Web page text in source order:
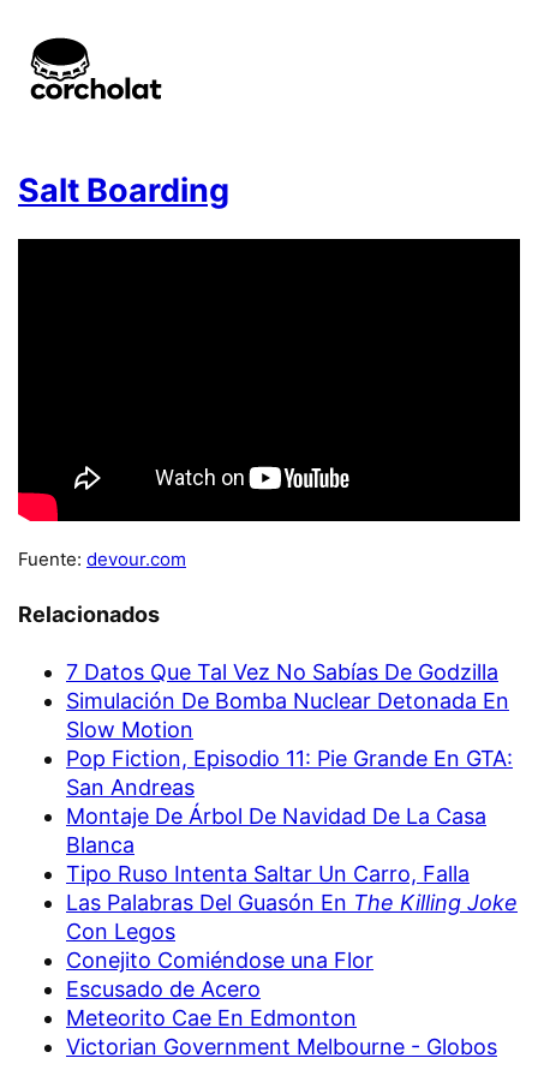
Salt Boarding
Fuente: devour.com
Relacionados
7 Datos Que Tal Vez No Sabías De Godzilla
Simulación De Bomba Nuclear Detonada En
Slow Motion
Pop Fiction, Episodio 11: Pie Grande En GTA:
San Andreas
Montaje De Árbol De Navidad De La Casa
Blanca
Tipo Ruso Intenta Saltar Un Carro, Falla
Las Palabras Del Guasón En The Killing Joke
Con Legos
Conejito Comiéndose una Flor
Escusado de Acero
Meteorito Cae En Edmonton
Victorian Government Melbourne - Globos